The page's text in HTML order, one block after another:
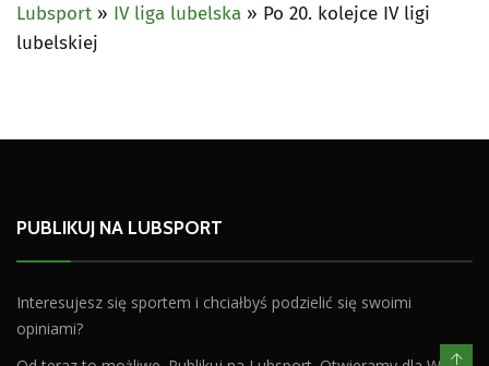
Lubsport » IV liga lubelska » Po 20. kolejce IV ligi
lubelskiej
PUBLIKUJ NA LUBSPORT
Interesujesz się sportem i chciałbyś podzielić się swoimi
opiniami?